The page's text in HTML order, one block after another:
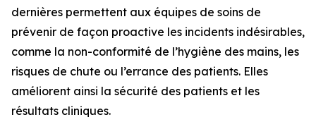
dernières permettent aux équipes de soins de
prévenir de façon proactive les incidents indésirables,
comme la non-conformité de l’hygiène des mains, les
risques de chute ou l’errance des patients. Elles
améliorent ainsi la sécurité des patients et les
résultats cliniques.